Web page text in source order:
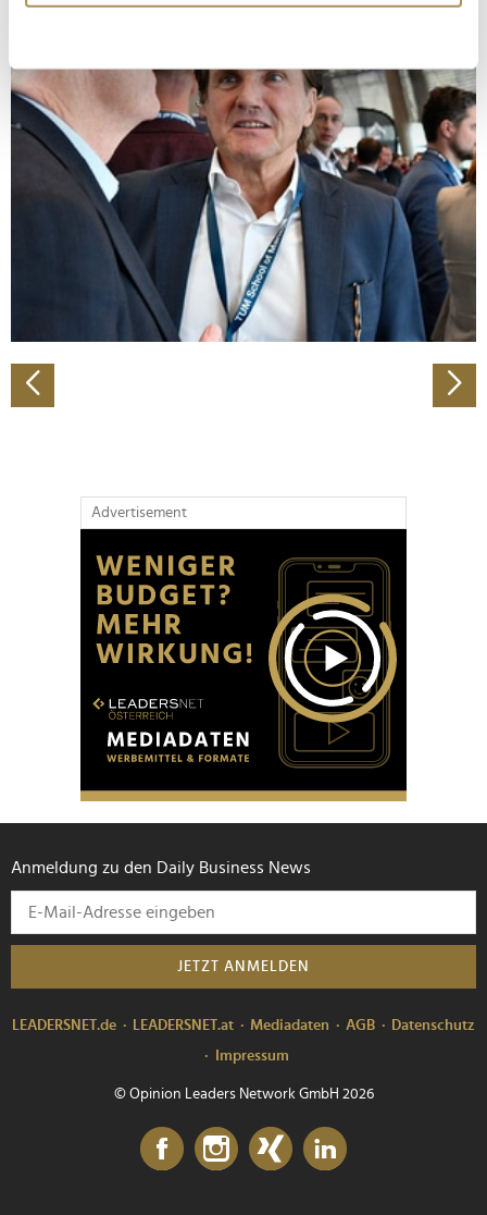
erfassen, welche bis auf einige Meter genau sein
bestimmten Merkmalen (Fingerprinting) identifizieren
Erfahren Sie mehr darüber, wie Ihre persönlichen Daten
verarbeitet werden, und legen Sie Ihre Präferenzen im
Abschnitt Einzelheitenfest.
Wir verwenden Cookies, um Inhalte und Anzeigen zu
personalisieren, Funktionen für soziale Medien anbieten
zu können und die Zugriffe auf unsere Website zu
analysieren. Außerdem geben wir Informationen zu Ihrer
Verwendung unserer Website an unsere Partner für
Partner führen diese Informationen möglicherweise mit
weiteren Daten zusammen, die Sie ihnen bereitgestellt
Advertisement
Anmeldung zu den Daily Business News
JETZT ANMELDEN
LEADERSNET.de LEADERSNET.at Mediadaten AGB
Datenschutz
Impressum
© Opinion Leaders Network GmbH 2026